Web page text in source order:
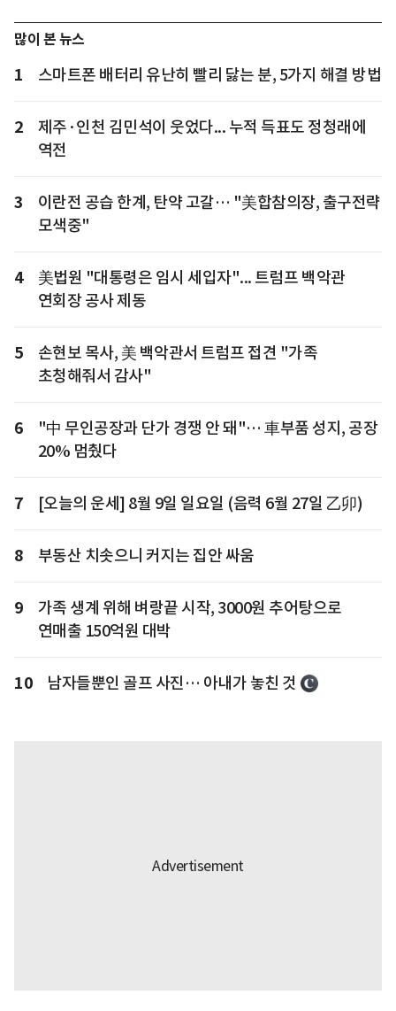
많이 본 뉴스
1 스마트폰 배터리 유난히 빨리 닳는 분, 5가지 해결 방법
2
제주·인천 김민석이 웃었다... 누적 득표도 정청래에
역전
3
이란전 공습 한계, 탄약 고갈… "美합참의장, 출구전략
모색중"
4
美법원 "대통령은 임시 세입자"... 트럼프 백악관
연회장 공사 제동
5
손현보 목사, 美 백악관서 트럼프 접견 "가족
초청해줘서 감사"
6
"中 무인공장과 단가 경쟁 안 돼"… 車부품 성지, 공장
20% 멈췄다
7 [오늘의 운세] 8월 9일 일요일 (음력 6월 27일 乙卯)
8 부동산 치솟으니 커지는 집안 싸움
9
가족 생계 위해 벼랑끝 시작, 3000원 추어탕으로
연매출 150억원 대박
10 남자들뿐인 골프 사진… 아내가 놓친 것